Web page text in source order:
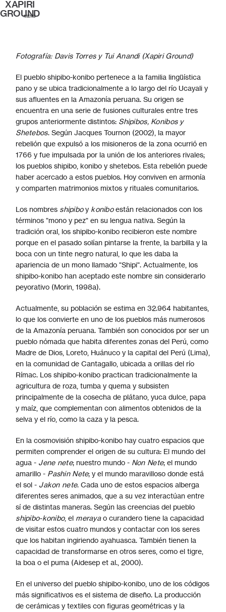
MENÚ
XAPIRI
GROUND
Fotografía: Davis Torres y Tui Anandi (Xapiri Ground)
El pueblo shipibo-konibo pertenece a la familia lingüística
pano y se ubica tradicionalmente a lo largo del río Ucayali y
sus afluentes en la Amazonía peruana. Su origen se
encuentra en una serie de fusiones culturales entre tres
grupos anteriormente distintos: Shipibos, Konibos y
Shetebos. Según Jacques Tournon (2002), la mayor
rebelión que expulsó a los misioneros de la zona ocurrió en
1766 y fue impulsada por la unión de los anteriores rivales;
los pueblos shipibo, konibo y shetebos. Esta rebelión puede
haber acercado a estos pueblos. Hoy conviven en armonía
y comparten matrimonios mixtos y rituales comunitarios.
Los nombres shipiboy koniboestán relacionados con los
términos "mono y pez" en su lengua nativa. Según la
tradición oral, los shipibo-konibo recibieron este nombre
porque en el pasado solían pintarse la frente, la barbilla y la
boca con un tinte negro natural, lo que les daba la
apariencia de un mono llamado "Shipi". Actualmente, los
shipibo-konibo han aceptado este nombre sin considerarlo
peyorativo (Morin, 1998a).
Actualmente, su población se estima en 32.964 habitantes,
lo que los convierte en uno de los pueblos más numerosos
de la Amazonía peruana. También son conocidos por ser un
pueblo nómada que habita diferentes zonas del Perú, como
Madre de Dios, Loreto, Huánuco y la capital del Perú (Lima),
en la comunidad de Cantagallo, ubicada a orillas del río
Rímac. Los shipibo-konibo practican tradicionalmente la
agricultura de roza, tumba y quema y subsisten
principalmente de la cosecha de plátano, yuca dulce, papa
y maíz, que complementan con alimentos obtenidos de la
selva y el río, como la caza y la pesca.
En la cosmovisión shipibo-konibo hay cuatro espacios que
permiten comprender el origen de su cultura: El mundo del
agua - Jene nete; nuestro mundo - Non Nete; el mundo
amarillo - Pashin Nete; y el mundo maravilloso donde está
el sol - Jakon nete. Cada uno de estos espacios alberga
diferentes seres animados, que a su vez interactúan entre
sí de distintas maneras. Según las creencias del pueblo
shipibo-konibo, el merayao curandero tiene la capacidad
de visitar estos cuatro mundos y contactar con los seres
que los habitan ingiriendo ayahuasca. También tienen la
capacidad de transformarse en otros seres, como el tigre,
la boa o el puma (Aidesep et al., 2000).
En el universo del pueblo shipibo-konibo, uno de los códigos
más significativos es el sistema de diseño. La producción
de cerámicas y textiles con figuras geométricas y la